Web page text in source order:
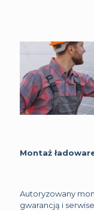
Montaż
Autoryzowany
gwarancją i